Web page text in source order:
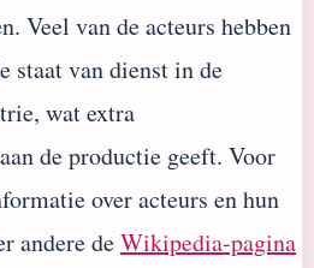
Veel van de acteurs hebben
staat van dienst in de
wat extra
de productie geeft. Voor
over acteurs en hun
andere deWikipedia-pagina